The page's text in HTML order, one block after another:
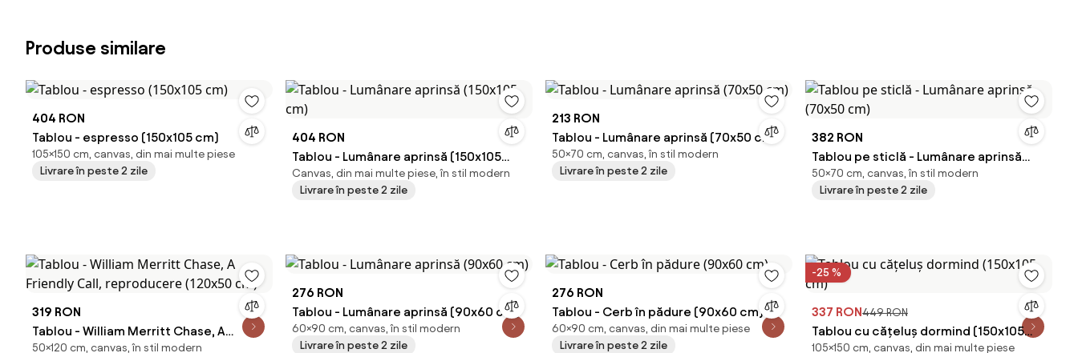
Produse similare
404 RON
Tablou - espresso (150x105 cm)
105×150 cm, canvas, din mai multe piese
Livrare în peste 2 zile
404 RON
Tablou - Lumânare aprinsă (150x105
cm)
Canvas, din mai multe piese, în stil modern
Livrare în peste 2 zile
213 RON
Tablou - Lumânare aprinsă (70x50 cm)
50×70 cm, canvas, în stil modern
Livrare în peste 2 zile
382 RON
Tablou pe sticlă - Lumânare aprinsă
(70x50 cm)
50×70 cm, canvas, în stil modern
Livrare în peste 2 zile
319 RON
Tablou - William Merritt Chase, A
Friendly Call, reproducere (120x50 cm)
50×120 cm, canvas, în stil modern
276 RON
Tablou - Lumânare aprinsă (90x60 cm)
60×90 cm, canvas, în stil modern
Livrare în peste 2 zile
276 RON
Tablou - Cerb în pădure (90x60 cm)
60×90 cm, canvas, din mai multe piese
Livrare în peste 2 zile
-25 %
337 RON449 RON
Tablou cu cățeluș dormind (150x105
cm)
105×150 cm, canvas, din mai multe piese